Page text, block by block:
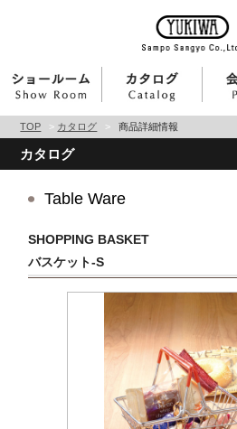
TOP > カタログ > 商品詳細情報
カタログ
Table Ware
SHOPPING BASKET
バスケット-S